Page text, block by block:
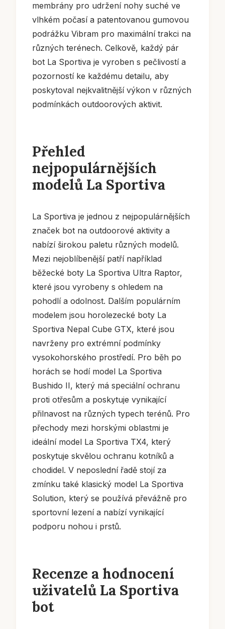
membrány pro udržení nohy suché ve
vlhkém počasí a patentovanou gumovou
podrážku Vibram pro maximální trakci na
různých terénech. Celkově, každý pár
bot La Sportiva je vyroben s pečlivostí a
pozorností ke každému detailu, aby
poskytoval nejkvalitnější výkon v různých
podmínkách outdoorových aktivit.
Přehled
nejpopulárnějších
modelů La Sportiva
La Sportiva je jednou z nejpopulárnějších
značek bot na outdoorové aktivity a
nabízí širokou paletu různých modelů.
Mezi nejoblíbenější patří například
běžecké boty La Sportiva Ultra Raptor,
které jsou vyrobeny s ohledem na
pohodlí a odolnost. Dalším populárním
modelem jsou horolezecké boty La
Sportiva Nepal Cube GTX, které jsou
navrženy pro extrémní podmínky
vysokohorského prostředí. Pro běh po
horách se hodí model La Sportiva
Bushido II, který má speciální ochranu
proti otřesům a poskytuje vynikající
přilnavost na různých typech terénů. Pro
přechody mezi horskými oblastmi je
ideální model La Sportiva TX4, který
poskytuje skvělou ochranu kotníků a
chodidel. V neposlední řadě stojí za
zmínku také klasický model La Sportiva
Solution, který se používá převážně pro
sportovní lezení a nabízí vynikající
podporu nohou i prstů.
Recenze a hodnocení
uživatelů La Sportiva
bot